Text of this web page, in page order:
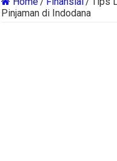
Pinjaman di Indodana